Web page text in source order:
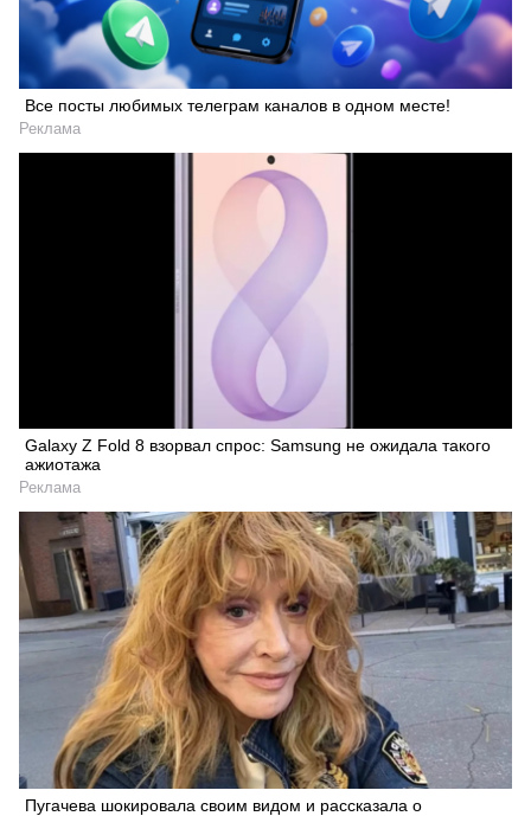
Все посты любимых телеграм каналов в одном месте!
Реклама
Galaxy Z Fold 8 взорвал спрос: Samsung не ожидала такого
ажиотажа
Реклама
Пугачева шокировала своим видом и рассказала о